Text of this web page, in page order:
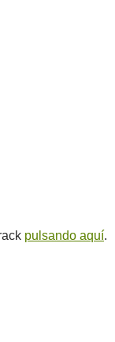
pulsando aquí.